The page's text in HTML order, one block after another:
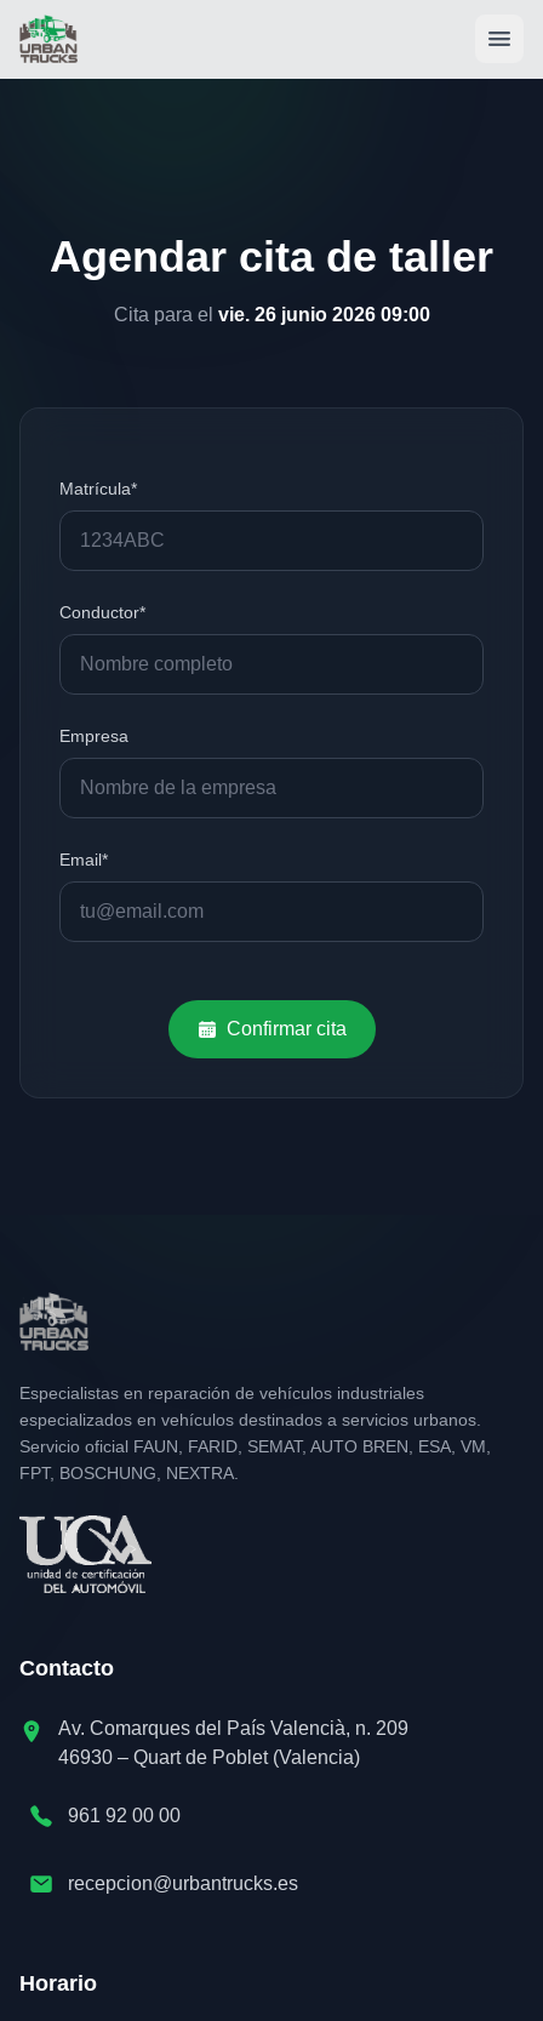
Agendar cita de taller
Cita para el vie. 26 junio 2026 09:00
Matrícula*
Conductor*
Empresa
Email*
Confirmar cita
Especialistas en reparación de vehículos industriales
especializados en vehículos destinados a servicios urbanos.
Servicio oficial FAUN, FARID, SEMAT, AUTO BREN, ESA, VM,
FPT, BOSCHUNG, NEXTRA.
Contacto
Av. Comarques del País Valencià, n. 209
46930 – Quart de Poblet (Valencia)
961 92 00 00
recepcion@urbantrucks.es
Horario